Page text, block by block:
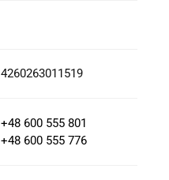
4260263011519
+48 600 555 801
+48 600 555 776